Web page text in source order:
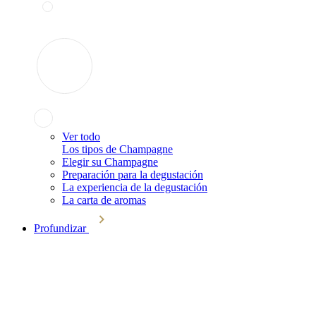
Ver todo
Los tipos de Champagne
Elegir su Champagne
Preparación para la degustación
La experiencia de la degustación
La carta de aromas
Profundizar